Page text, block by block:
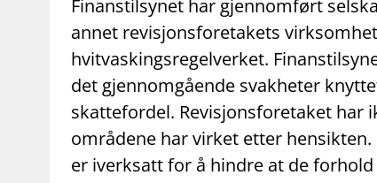
Forbrukerinformasjon Om
Finanstilsynet har gjennomført
annet revisjonsforetakets
hvitvaskingsregelverket.
det gjennomgående svakheter
skattefordel. Revisjonsforetaket har
områdene har virket etter
er iverksatt for å hindre at de